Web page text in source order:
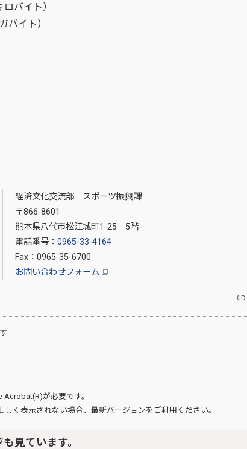
ロバイト）
バイト）
経済文化交流部 スポーツ振興課
〒866-8601
熊本県八代市松江城町1-25 5階
電話番号： 0965-33-4164
Fax：0965-35-6700
お問い合わせフォーム
（
Acrobat(R)が必要です。
しく表示されない場合、最新バージョンをご利用ください。
見ています。